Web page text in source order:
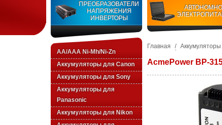
ПРЕОБРАЗОВАТЕЛИ
НАПРЯЖЕНИЯ
ИНВЕРТОРЫ
AA/AAA Ni-Mh/Ni-Zn
Аккумуляторы для Canon
Аккумуляторы для Sony
Аккумуляторы для
Panasonic
Аккумуляторы для Nikon
Главная /
AcmePower BP-